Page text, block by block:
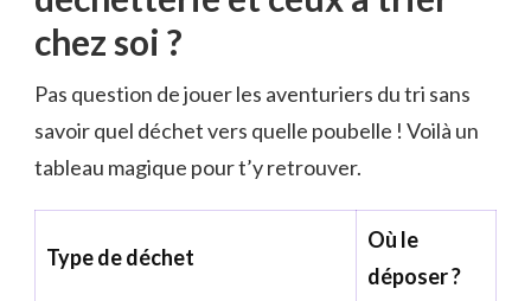
chez soi ?
Pas question de jouer les aventuriers du tri sans
savoir quel déchet vers quelle poubelle ! Voilà un
tableau magique pour t’y retrouver.
Type de déchet
Où le
déposer ?